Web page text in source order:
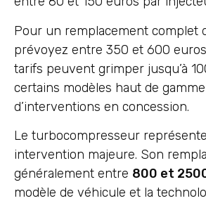
Pour un remplacement complet
prévoyez entre 350 et 600
tarifs peuvent grimper jusqu’à
certains modèles haut de
d’interventions en concession.
Le turbocompresseur
intervention majeure. Son
généralement entre 800 et
modèle de véhicule et la